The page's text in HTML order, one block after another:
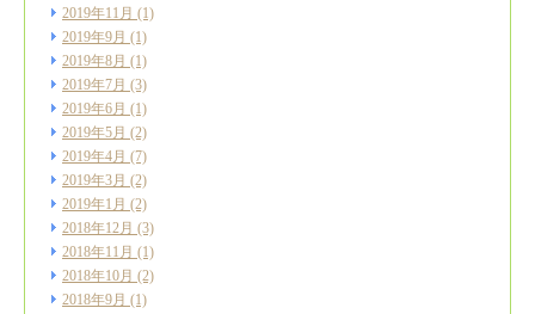
2019年11月 (1)
2019年9月 (1)
2019年8月 (1)
2019年7月 (3)
2019年6月 (1)
2019年5月 (2)
2019年4月 (7)
2019年3月 (2)
2019年1月 (2)
2018年12月 (3)
2018年11月 (1)
2018年10月 (2)
2018年9月 (1)